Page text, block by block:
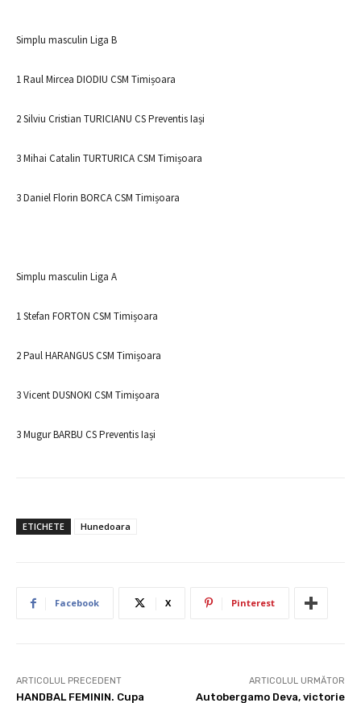
Simplu masculin Liga B
1 Raul Mircea DIODIU CSM Timișoara
2 Silviu Cristian TURICIANU CS Preventis Iași
3 Mihai Catalin TURTURICA CSM Timișoara
3 Daniel Florin BORCA CSM Timișoara
Simplu masculin Liga A
1 Stefan FORTON CSM Timișoara
2 Paul HARANGUS CSM Timișoara
3 Vicent DUSNOKI CSM Timișoara
3 Mugur BARBU CS Preventis Iași
ETICHETE Hunedoara
Facebook X Pinterest
ARTICOLUL PRECEDENT
HANDBAL FEMININ. Cupa
ARTICOLUL URMĂTOR
Autobergamo Deva, victorie